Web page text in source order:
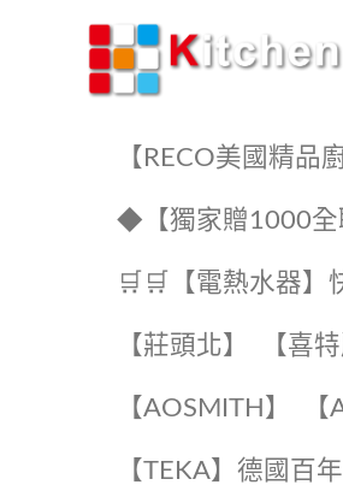
【RECO美國精品
◆【獨家贈1000全
🛒🛒【電熱水器】
【莊頭北】 【喜特
【AOSMITH】
【TEKA】️德國百